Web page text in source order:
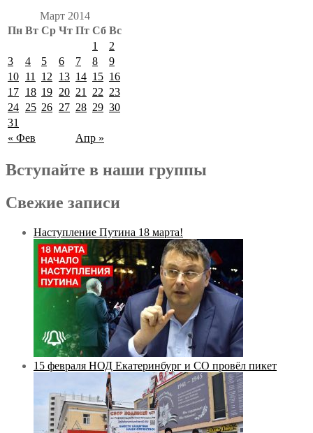
Март 2014
Пн Вт Ср Чт Пт Сб Вс
« Фев Апр »
1
2
3
4 5 6 7 8
9
10 11 12 13 14 15 16
17 18 19 20 21 22 23
24 25 26 27 28 29 30
31
Вступайте в наши группы
Свежие записи
Наступление Путина 18 марта!
15 февраля НОД Екатеринбург и СО провёл пикет